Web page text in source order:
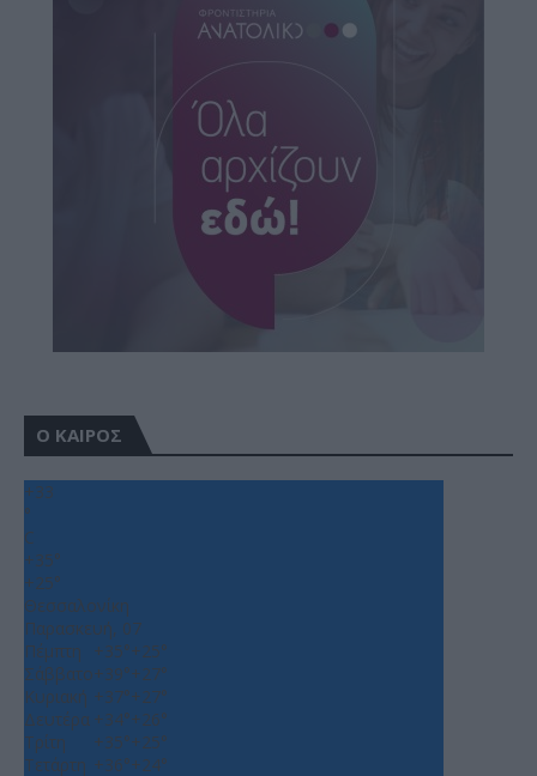
Ο ΚΑΙΡΟΣ
+33
°
C
+35°
+25°
Θεσσαλονίκη
Παρασκευή, 07
Πέμπτη
+35°+25°
Σάββατο+39°+27°
Κυριακή +37°+27°
Δευτέρα +34°+26°
Τρίτη
+35°+25°
Τετάρτη +36°+24°